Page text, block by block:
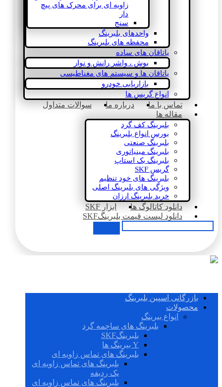
زاویه ای برای محرک های پیچ
دار
سنج
واحدهای بلبرینگ
محفظه های بلبرینگ
یاتاقان های ساده
بوش ، واشر رانش و نوار
یاتاقان ها و سیستم های مغناطیسی
بازاریابی خودرو
انواع گریس ها
تماس با ما درباره ما
سوالات متداول
مقاله ها
بلبرینگ کف گرد
بورس انواع بلبرینگ
بلبرینگ صنعتی
بلبرینگ مینیاتوری
بلبرینگ بک استاپ
گریس SKF
بلبرینگ های خود تنظیم
ویژگی های بلبرینگ اصلی
خرید بلبرینگ ارزان
دانلود کاتالوگ ها
ابزار SKF
دانلود لیست قیمت بلبرینگSKF
بازرگانی اسپین بلبرینگ
محصولات
انواع بیرینگ
بلبرینگ های ساچمه گرد
بلبرینگSKF
Y بیرینگ ها
بلبرینگ های تماس زاویه ای
بلبرینگ های تماس زاویه ای
یک ردیفه
بلبرینگ های تماس زاویه ای